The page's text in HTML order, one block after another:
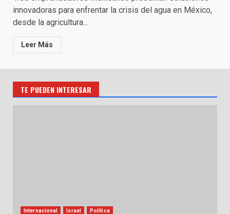
innovadoras para enfrentar la crisis del agua en México,
desde la agricultura...
Leer Más
TE PUEDEN INTERESAR
Internacional Israel Política